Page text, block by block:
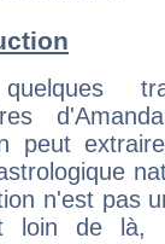
peut
n'est pas
loin de là,